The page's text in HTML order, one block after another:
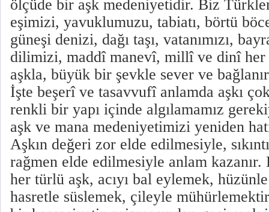
ölçüde bir aşk medeniyetidir. Biz Türkler,
eşimizi, yavuklumuzu, tabiatı, börtü
güneşi denizi, dağı taşı, vatanımızı,
dilimizi, maddî manevî, millî ve dinî
aşkla, büyük bir şevkle sever ve
İşte beşerî ve tasavvufî anlamda aşkı
renkli bir yapı içinde algılamamız
aşk ve mana medeniyetimizi yeniden
Aşkın değeri zor elde edilmesiyle,
rağmen elde edilmesiyle anlam kazanır.
her türlü aşk, acıyı bal eylemek,
hasretle süslemek, çileyle